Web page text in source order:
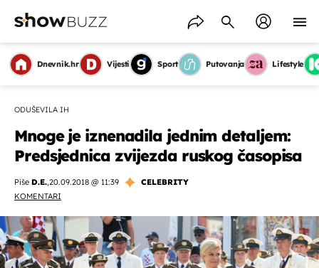
Dnevnik.hr Vijesti Sport Putovanja Lifestyle
ODUŠEVILA IH
Mnoge je iznenadila jednim detaljem:
Predsjednica zvijezda ruskog časopisa
Piše D.E.,20.09.2018 @ 11:39
CELEBRITY
KOMENTARI